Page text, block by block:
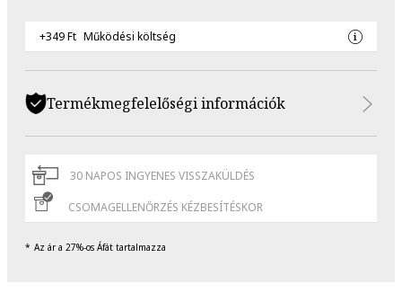
+349 Ft Működési költség
Termékmegfelelőségi információk
30 NAPOS INGYENES VISSZAKÜLDÉS
CSOMAGELLENŐRZÉS KÉZBESÍTÉSKOR
Az ár a 27%-os Áfát tartalmazza